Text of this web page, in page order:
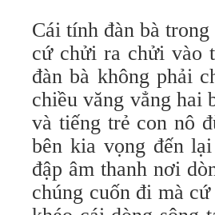
Cái tính đàn bà
cứ chửi ra chửi vào
đàn bà không phải
chiều văng vẳng hai
và tiếng trẻ con nô
bên kia vọng đến
đập âm thanh nơi
chúng cuốn đi mà